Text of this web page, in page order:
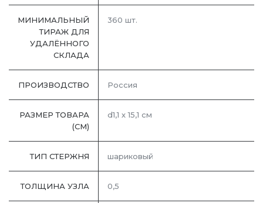
МИНИМАЛЬНЫЙ
ТИРАЖ ДЛЯ
УДАЛЁННОГО
СКЛАДА
360 шт.
ПРОИЗВОДСТВО Россия
РАЗМЕР ТОВАРА
(СМ)
d1,1 х 15,1 см
ТИП СТЕРЖНЯ шариковый
ТОЛЩИНА УЗЛА 0,5